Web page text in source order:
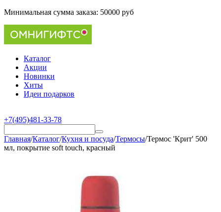
Минимальная сумма заказа: 50000 руб
Каталог
Акции
Новинки
Хиты
Идеи подарков
+7(495)481-33-78
Главная/Каталог/Кухня и посуда/Термосы/Термос 'Крит' 500
мл, покрытие soft touch, красный